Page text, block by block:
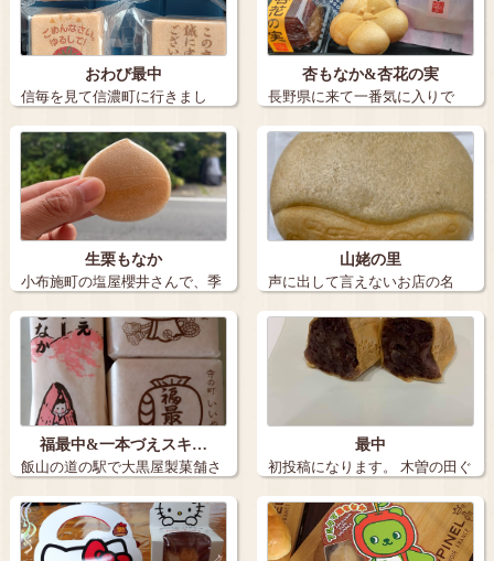
おわび最中
信毎を見て信濃町に行きまし
た。 …
杏もなか&杏花の実
長野県に来て一番気に入りで
す。 …
生栗もなか
小布施町の塩屋櫻井さんで、季
節限定の「生…
山姥の里
声に出して言えないお店の名
前。 長野市…
福最中&一本づえスキ…
飯山の道の駅で大黒屋製菓舗さ
んの 福最…
最中
初投稿になります。 木曽の田ぐ
ちという…